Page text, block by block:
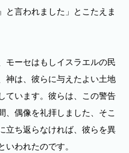
と言われました」とこたえま
ーセはもしイスラエルの民
神は、彼らに与えたよい土地
ています。彼らは、この警告
、偶像を礼拝しました、そこ
立ち返らなければ、彼らを異
いわれたのです。